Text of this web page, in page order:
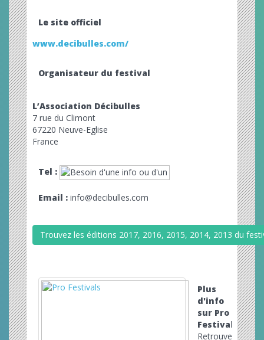
Le site officiel
www.decibulles.com/
Organisateur du festival
L’Association Décibulles
7 rue du Climont
67220 Neuve-Eglise
France
Tel :
Email : info@decibulles.com
Trouvez les éditions 2017, 2016, 2015, 2014, 2013 du
Plus
d'info
sur Pro
Festivals
Retrouvez